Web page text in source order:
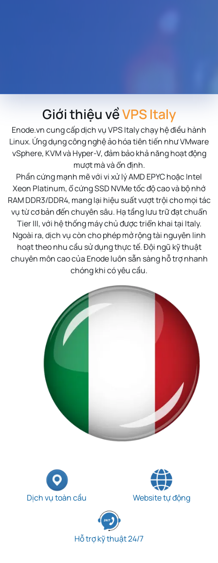
Giới thiệu vềVPS Italy
Enode.vn cung cấp dịch vụ VPS Italy chạy hệ điều hành
Linux. Ứng dụng công nghệ ảo hóa tiên tiến như VMware
vSphere, KVM và Hyper-V, đảm bảo khả năng hoạt động
mượt mà và ổn định.
Phần cứng mạnh mẽ với vi xử lý AMD EPYC hoặc Intel
Xeon Platinum, ổ cứng SSD NVMe tốc độ cao và bộ nhớ
RAM DDR3/DDR4, mang lại hiệu suất vượt trội cho mọi tác
vụ từ cơ bản đến chuyên sâu. Hạ tầng lưu trữ đạt chuẩn
Tier III, với hệ thống máy chủ được triển khai tại Italy.
Ngoài ra, dịch vụ còn cho phép mở rộng tài nguyên linh
hoạt theo nhu cầu sử dụng thực tế. Đội ngũ kỹ thuật
chuyên môn cao của Enode luôn sẵn sàng hỗ trợ nhanh
chóng khi có yêu cầu.
Dịch vụ toàn cầu Website tự động
Hỗ trợ kỹ thuật 24/7